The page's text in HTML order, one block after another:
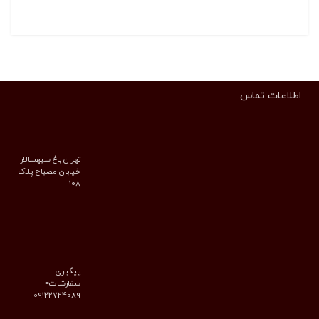
اطلاعات تماس
تهران باغ سپهسالار
خیابان مصباح پلاک
۱۰۸
پیگیری
سفارشات=
09122724089